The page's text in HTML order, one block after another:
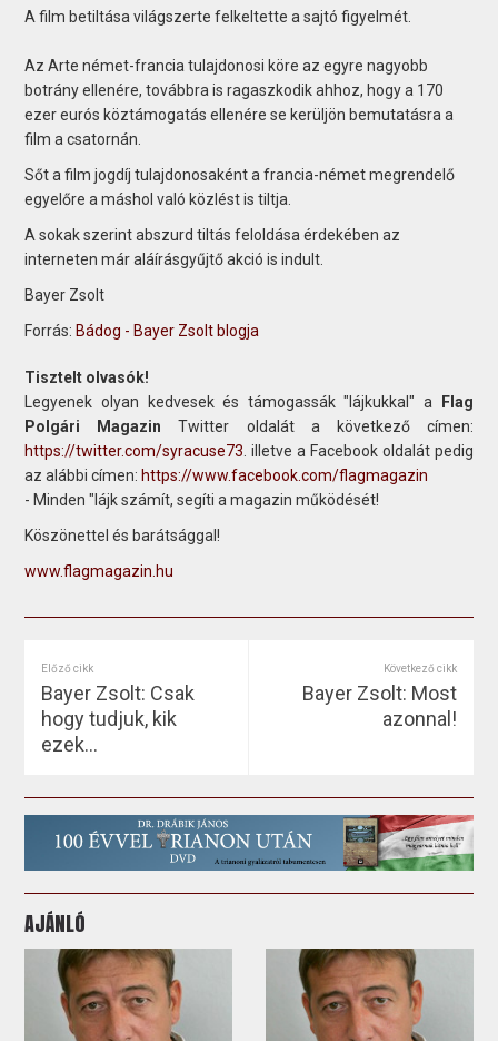
A film betiltása világszerte felkeltette a sajtó figyelmét.
Az Arte német-francia tulajdonosi köre az egyre nagyobb
botrány ellenére, továbbra is ragaszkodik ahhoz, hogy a 170
ezer eurós köztámogatás ellenére se kerüljön bemutatásra a
film a csatornán.
Sőt a film jogdíj tulajdonosaként a francia-német megrendelő
egyelőre a máshol való közlést is tiltja.
A sokak szerint abszurd tiltás feloldása érdekében az
interneten már aláírásgyűjtő akció is indult.
Bayer Zsolt
Forrás: Bádog - Bayer Zsolt blogja
Tisztelt olvasók!
Legyenek olyan kedvesek és támogassák "lájkukkal" a
Flag
Polgári Magazin Twitter oldalát a következő címen:
https://twitter.com/syracuse73 . illetve a Facebook oldalát pedig
az alábbi címen: https://www.facebook.com/flagmagazin
- Minden "lájk számít, segíti a magazin működését!
Köszönettel és barátsággal!
www.flagmagazin.hu
Előző cikk
Bayer Zsolt: Csak
hogy tudjuk, kik
ezek...
Következő cikk
Bayer Zsolt: Most
azonnal!
AJÁNLÓ